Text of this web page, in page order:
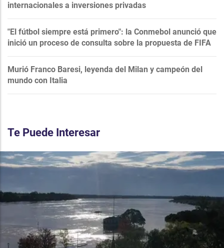
internacionales a inversiones privadas
"El fútbol siempre está primero": la Conmebol anunció que
inició un proceso de consulta sobre la propuesta de FIFA
Murió Franco Baresi, leyenda del Milan y campeón del
mundo con Italia
Te Puede Interesar